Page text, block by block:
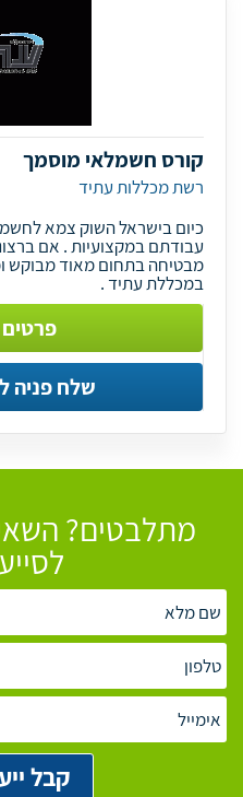
קורס חשמלאי מוסמך
רשת מכללות עתיד
כיום בישראל השוק צמא
עבודתם במקצועיות . אם
מבטיחה בתחום מאוד מבוקש
במכללת עתיד .
פרטים
שלח פניה
מתלבטים?